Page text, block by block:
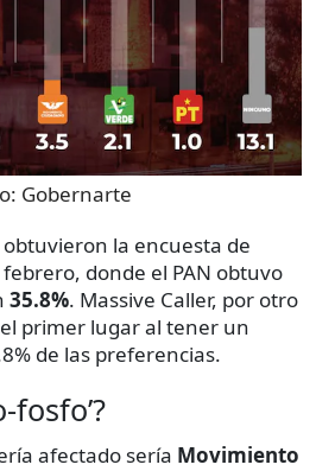
Gobernarte
la encuesta de
donde el PAN obtuvo
35.8%. Massive Caller, por otro
primer lugar al tener un
de las preferencias.
fosfo’?
afectado sería Movimiento